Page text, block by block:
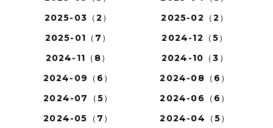
2025-03（2）
2025-02（2）
2025-01（7）
2024-12（5）
2024-11（8）
2024-10（3）
2024-09（6）
2024-08（6）
2024-07（5）
2024-06（6）
2024-05（7）
2024-04（5）